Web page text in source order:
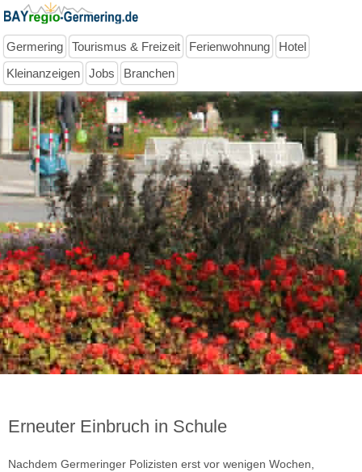
Germering Tourismus & Freizeit Ferienwohnung
Hotel
Kleinanzeigen
Jobs Branchen
Erneuter Einbruch in Schule
Nachdem Germeringer Polizisten erst vor wenigen Wochen,